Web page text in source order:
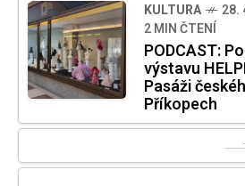
KULTURA
28.
2 MIN ČTENÍ
PODCAST:
výstavu
Pasáži
Příkopech